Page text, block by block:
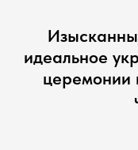
идеальное
церемонии